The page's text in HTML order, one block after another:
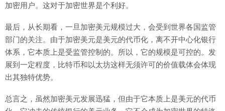
加密用户。这对于加密世界是个利好。
最后，从长期看，一旦加密美元规模过大，会受到世界各国监管
部门的关注。由于加密美元是美元的代币化，离不开中心化银行
体系，它本质上是受监管控制的。所以，它的规模是可控的。发
展到一定程度，比特币和以太坊这样无须许可的价值载体会体现
出其独特优势。
总言之，虽然加密美元发展迅猛，但由于它本质上是美元的代币